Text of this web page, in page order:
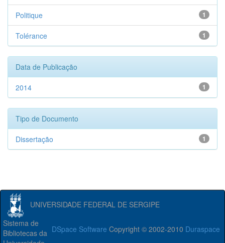
1
Politique
1
Tolérance
Data de Publicação
1
2014
Tipo de Documento
1
Dissertação
UNIVERSIDADE FEDERAL DE SERGIPE
DSpace Software Copyright © 2002-2010 Duraspace
Sistema de
Bibliotecas da